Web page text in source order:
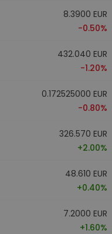
8.3900 EUR
-0.50%
432.040 EUR
-1.20%
0.172525000 EUR
-0.80%
326.570 EUR
+2.00%
48.610 EUR
+0.40%
7.2000 EUR
+1.60%